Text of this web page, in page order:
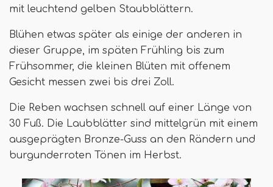
mit leuchtend gelben Staubblättern.
Blühen etwas später als einige der anderen in
dieser Gruppe, im späten Frühling bis zum
Frühsommer, die kleinen Blüten mit offenem
Gesicht messen zwei bis drei Zoll.
Die Reben wachsen schnell auf einer Länge von
30 Fuß. Die Laubblätter sind mittelgrün mit einem
ausgeprägten Bronze-Guss an den Rändern und
burgunderroten Tönen im Herbst.